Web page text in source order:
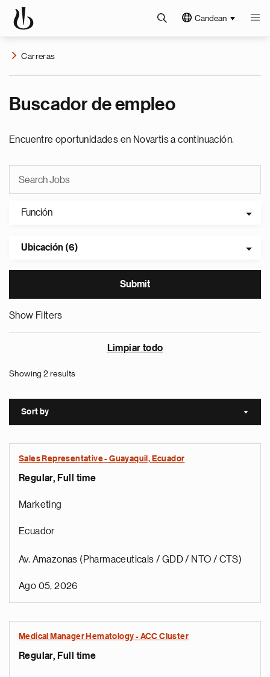
Candean
Carreras
Buscador de empleo
Encuentre oportunidades en Novartis a continuación.
Función
Ubicación (6)
Show Filters
Limpiar todo
Showing 2 results
Sort by Sort
Sales Representative - Guayaquil, Ecuador
Regular, Full time
Marketing
Ecuador
Av. Amazonas (Pharmaceuticals / GDD / NTO / CTS)
Ago 05, 2026
Medical Manager Hematology - ACC Cluster
Regular, Full time